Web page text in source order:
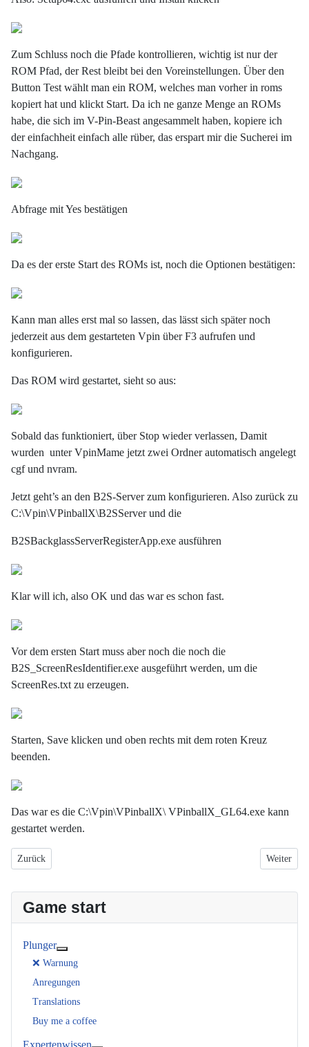
Zum Schluss noch die Pfade kontrollieren, wichtig ist nur der
ROM Pfad, der Rest bleibt bei den Voreinstellungen. Über den
Button Test wählt man ein ROM, welches man vorher in roms
kopiert hat und klickt Start. Da ich ne ganze Menge an ROMs
habe, die sich im V-Pin-Beast angesammelt haben, kopiere ich
der einfachheit einfach alle rüber, das erspart mir die Sucherei im
Nachgang.
Abfrage mit Yes bestätigen
Da es der erste Start des ROMs ist, noch die Optionen bestätigen:
Kann man alles erst mal so lassen, das lässt sich später noch
jederzeit aus dem gestarteten Vpin über F3 aufrufen und
konfigurieren.
Das ROM wird gestartet, sieht so aus:
Sobald das funktioniert, über Stop wieder verlassen, Damit
wurden unter VpinMame jetzt zwei Ordner automatisch angelegt
cgf und nvram.
Jetzt geht’s an den B2S-Server zum konfigurieren. Also zurück zu
C:\Vpin\VPinballX\B2SServer und die
B2SBackglassServerRegisterApp.exe ausführen
Klar will ich, also OK und das war es schon fast.
Vor dem ersten Start muss aber noch die noch die
B2S_ScreenResIdentifier.exe ausgeführt werden, um die
ScreenRes.txt zu erzeugen.
Starten, Save klicken und oben rechts mit dem roten Kreuz
beenden.
Das war es die C:\Vpin\VPinballX\ VPinballX_GL64.exe kann
gestartet werden.
Vorheriger Beitrag: Aktuelles Setup
Zurück Nächster
Weiter
Game start
Plunger
❌ Warnung
Anregungen
Translations
Buy me a coffee
Expertenwissen